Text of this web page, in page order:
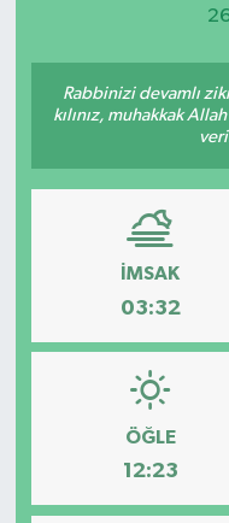
Rabbinizi devamlı
kılınız, muhakkak
İMSAK
03:32
ÖĞLE
12:23
Etkinlikler